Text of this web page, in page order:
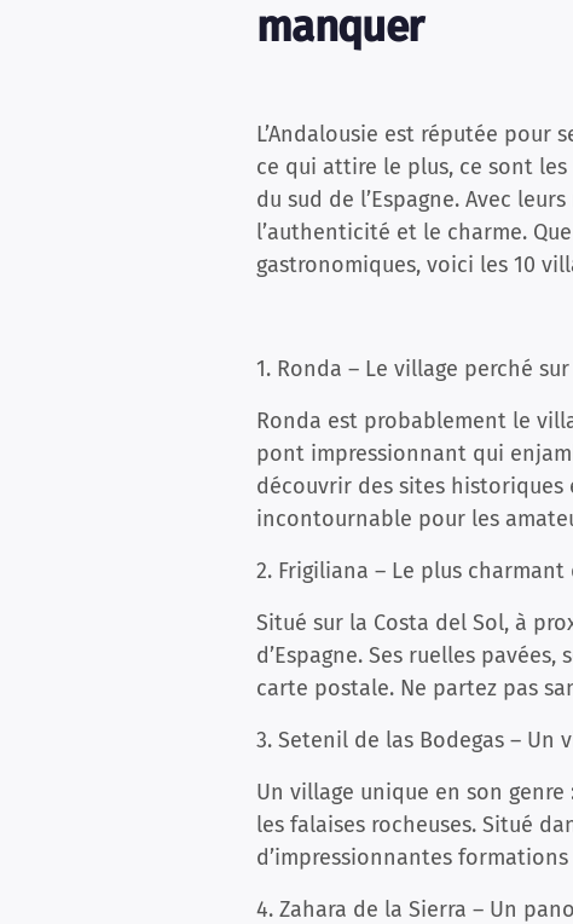
manquer
L’Andalousie est réputée pour
ce qui attire le plus, ce sont
du sud de l’Espagne. Avec
l’authenticité et le charme.
gastronomiques, voici les 10
1. Ronda – Le village perché
Ronda est probablement le
pont impressionnant qui
découvrir des sites historiques
incontournable pour les
2. Frigiliana – Le plus
Situé sur la Costa del Sol, à
d’Espagne. Ses ruelles
carte postale. Ne partez pas
3. Setenil de las Bodegas – Un
Un village unique en son
les falaises rocheuses. Situé
d’impressionnantes
4. Zahara de la Sierra – Un